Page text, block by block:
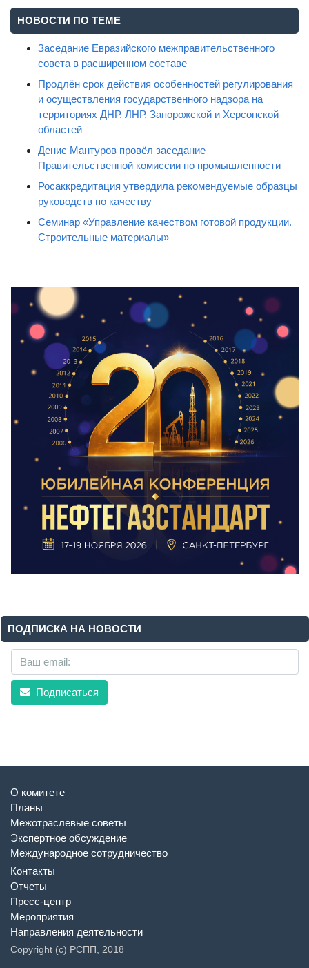
НОВОСТИ ПО ТЕМЕ
Заседание Евразийского межправительственного
совета в расширенном составе
Продлён срок действия особенностей регулирования
и осуществления государственного надзора на
территориях ДНР, ЛНР, Запорожской и Херсонской
областей
Денис Мантуров провёл заседание
Правительственной комиссии по промышленности
Росаккредитация утвердила рекомендуемые образцы
руководств по качеству
Семинар «Управление качеством готовой продукции.
Строительные материалы»
ПОДПИСКА НА НОВОСТИ
Подписаться
О комитете
Планы
Межотраслевые советы
Экспертное обсуждение
Международное сотрудничество
Контакты
Отчеты
Пресс-центр
Мероприятия
Направления деятельности
Copyright (c) РСПП, 2018